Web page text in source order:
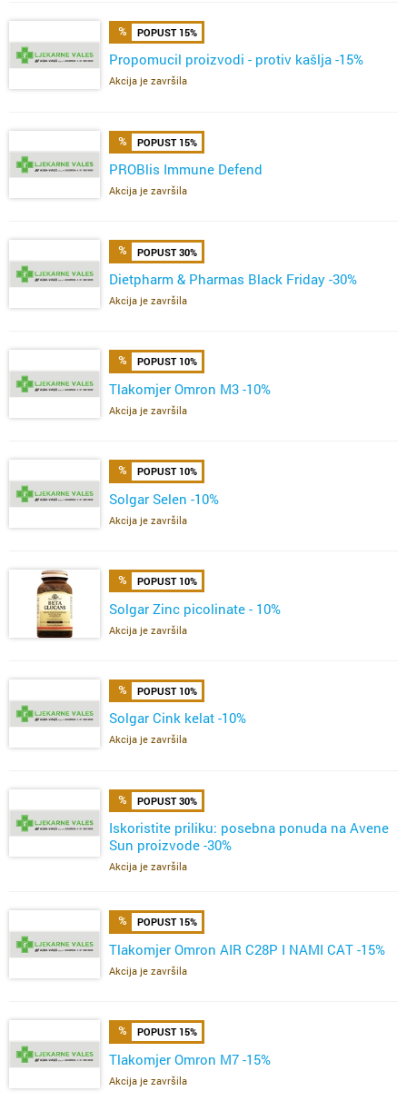
POPUST 15%
Propomucil proizvodi - protiv kašlja -15%
Akcija je završila
POPUST 15%
PROBlis Immune Defend
Akcija je završila
POPUST 30%
Dietpharm & Pharmas Black Friday -30%
Akcija je završila
POPUST 10%
Tlakomjer Omron M3 -10%
Akcija je završila
POPUST 10%
Solgar Selen -10%
Akcija je završila
POPUST 10%
Solgar Zinc picolinate - 10%
Akcija je završila
POPUST 10%
Solgar Cink kelat -10%
Akcija je završila
POPUST 30%
Iskoristite priliku: posebna ponuda na Avene
Sun proizvode -30%
Akcija je završila
POPUST 15%
Tlakomjer Omron AIR C28P I NAMI CAT -15%
Akcija je završila
POPUST 15%
Tlakomjer Omron M7 -15%
Akcija je završila